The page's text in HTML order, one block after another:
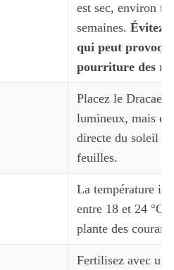
est sec, environ
semaines. Évitez
qui peut
pourriture des
Placez le
lumineux, mais
directe du soleil
feuilles.
La température
entre 18 et 24 °C.
plante des
Fertilisez avec un